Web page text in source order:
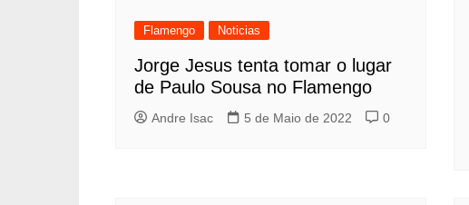
Flamengo Noticias
Jorge Jesus tenta tomar o lugar
de Paulo Sousa no Flamengo
Andre Isac 5 de Maio de 2022 0